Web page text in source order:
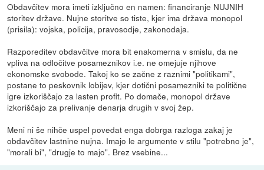
Obdavčitev mora imeti izključno en namen: financiranje NUJNIH
storitev države. Nujne storitve so tiste, kjer ima država monopol
(prisila): vojska, policija, pravosodje, zakonodaja.
Razporeditev obdavčitve mora bit enakomerna v smislu, da ne
vpliva na odločitve posameznikov i.e. ne omejuje njihove
ekonomske svobode. Takoj ko se začne z raznimi "politikami",
postane to peskovnik lobijev, kjer dotični posamezniki te politične
igre izkoriščajo za lasten profit. Po domače, monopol države
izkoriščajo za prelivanje denarja drugih v svoj žep.
Meni ni še nihče uspel povedat enga dobrga razloga zakaj je
obdavčitev lastnine nujna. Imajo le argumente v stilu "potrebno je",
"morali bi", "drugje to majo". Brez vsebine...